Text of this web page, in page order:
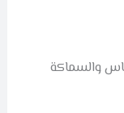
والسماكة